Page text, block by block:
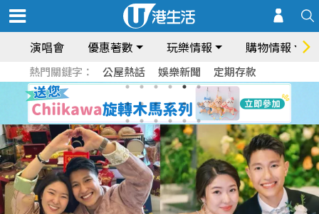
演唱會 優惠著數 玩樂情報 購物情報
熱門關鍵字： 公屋熱話 娛樂新聞 定期存款